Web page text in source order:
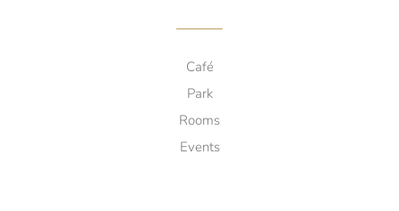
Café
Park
Rooms
Events